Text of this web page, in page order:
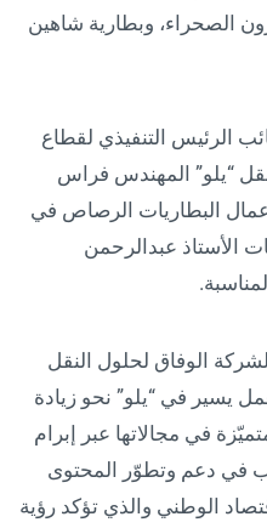
الصحراء، وبطارية شاهين
الرئيس التنفيذي لقطاع
“يلو” المهندس فراس
البطاريات الرصاص في
الأستاذ عبدالرحمن
الوفاق لحلول النقل
يسير في “يلو” نحو زيادة
في مجالاتها عبر إبرام
في دعم وتطوّر المحتوى
الوطني والذي تؤكد رؤية